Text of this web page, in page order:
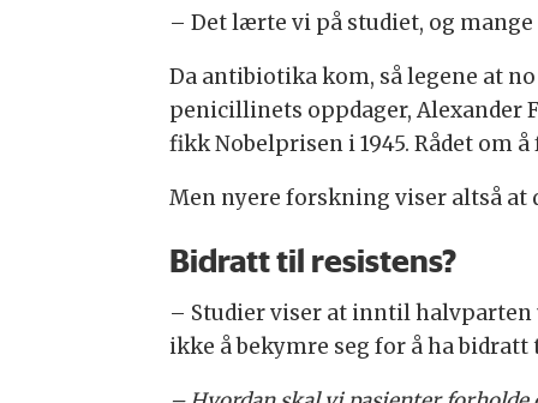
– Det lærte vi på studiet, og
Da antibiotika kom, så legene at
penicillinets oppdager, Alexander
fikk Nobelprisen i 1945. Rådet om
Men nyere forskning viser altså at
Bidratt til resistens?
– Studier viser at inntil
ikke å bekymre seg for å ha